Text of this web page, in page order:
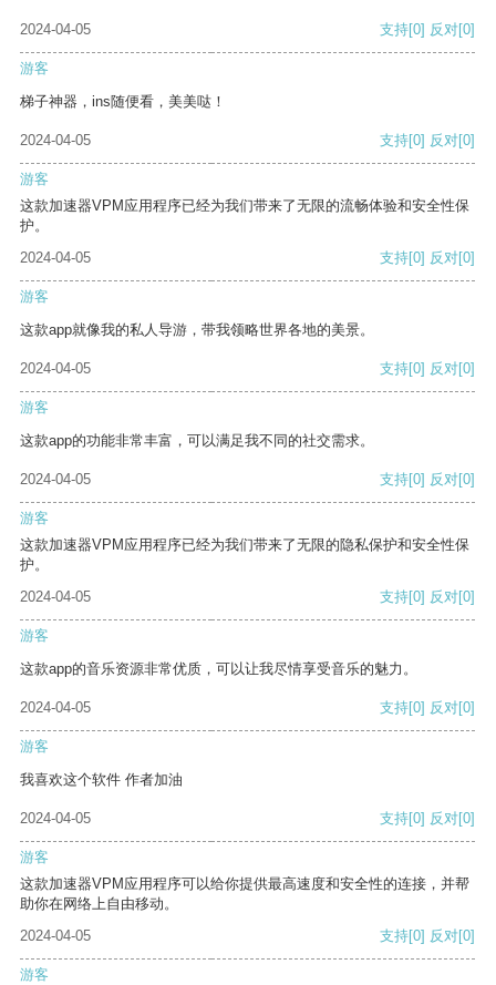
2024-04-05 支持[0] 反对[0]
游客
梯子神器，ins随便看，美美哒！
2024-04-05 支持[0] 反对[0]
游客
这款加速器VPM应用程序已经为我们带来了无限的流畅体验和安全性保
护。
2024-04-05
支持[0] 反对[0]
游客
这款app就像我的私人导游，带我领略世界各地的美景。
2024-04-05 支持[0] 反对[0]
游客
这款app的功能非常丰富，可以满足我不同的社交需求。
2024-04-05 支持[0] 反对[0]
游客
这款加速器VPM应用程序已经为我们带来了无限的隐私保护和安全性保
护。
2024-04-05
支持[0] 反对[0]
游客
这款app的音乐资源非常优质，可以让我尽情享受音乐的魅力。
2024-04-05 支持[0] 反对[0]
游客
我喜欢这个软件 作者加油
2024-04-05 支持[0] 反对[0]
游客
这款加速器VPM应用程序可以给你提供最高速度和安全性的连接，并帮
助你在网络上自由移动。
2024-04-05
支持[0] 反对[0]
游客